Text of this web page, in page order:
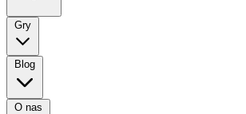
Gry
Blog
O nas